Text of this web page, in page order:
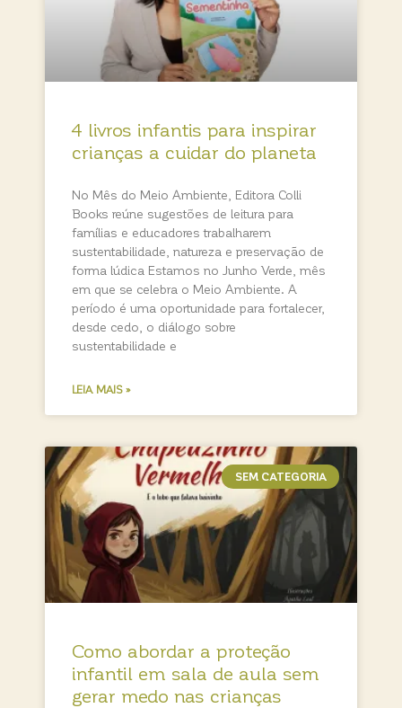
4 livros infantis para inspirar
crianças a cuidar do planeta
No Mês do Meio Ambiente, Editora Colli
Books reúne sugestões de leitura para
famílias e educadores trabalharem
sustentabilidade, natureza e preservação de
forma lúdica Estamos no Junho Verde, mês
em que se celebra o Meio Ambiente. A
período é uma oportunidade para fortalecer,
desde cedo, o diálogo sobre
sustentabilidade e
LEIA MAIS »
SEM CATEGORIA
Como abordar a proteção
infantil em sala de aula sem
gerar medo nas crianças